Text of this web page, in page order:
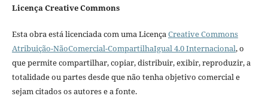
Licença Creative Commons
Esta obra está licenciada com uma Licença Creative Commons
Atribuição-NãoComercial-CompartilhaIgual 4.0 Internacional, o
que permite compartilhar, copiar, distribuir, exibir, reproduzir, a
totalidade ou partes desde que não tenha objetivo comercial e
sejam citados os autores e a fonte.